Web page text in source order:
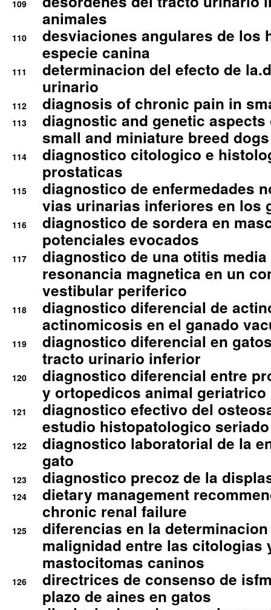
109
animales
110
desviaciones angulares de los
especie canina
111
determinacion del efecto de
urinario
112 diagnosis of chronic pain in
113
diagnostic and genetic
small and miniature breed
114
diagnostico citologico e
prostaticas
115
diagnostico de enfermedades
vias urinarias inferiores en los
116
diagnostico de sordera en
potenciales evocados
117
diagnostico de una otitis
resonancia magnetica en un
vestibular periferico
118
diagnostico diferencial de
actinomicosis en el ganado
119
diagnostico diferencial en
tracto urinario inferior
120
diagnostico diferencial entre
y ortopedicos animal geriatrico
121
diagnostico efectivo del
estudio histopatologico seriado
122
diagnostico laboratorial de la
gato
123 diagnostico precoz de la
124
dietary management
chronic renal failure
125
diferencias en la
malignidad entre las citologias
mastocitomas caninos
126
directrices de consenso de
plazo de aines en gatos